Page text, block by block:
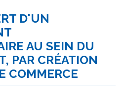
D'UN
AU SEIN DU
PAR CRÉATION
COMMERCE